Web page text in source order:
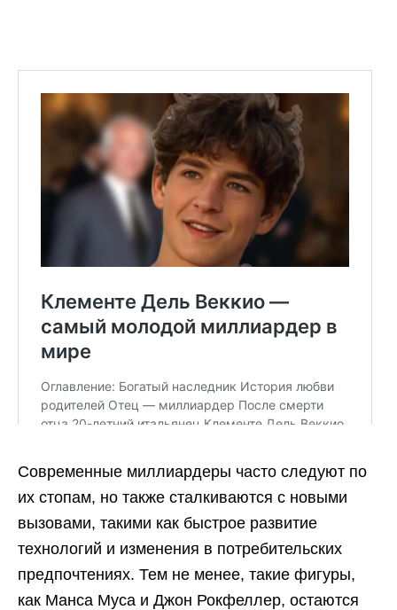
Современные миллиардеры часто следуют по
их стопам, но также сталкиваются с новыми
вызовами, такими как быстрое развитие
технологий и изменения в потребительских
предпочтениях. Тем не менее, такие фигуры,
как Манса Муса и Джон Рокфеллер, остаются